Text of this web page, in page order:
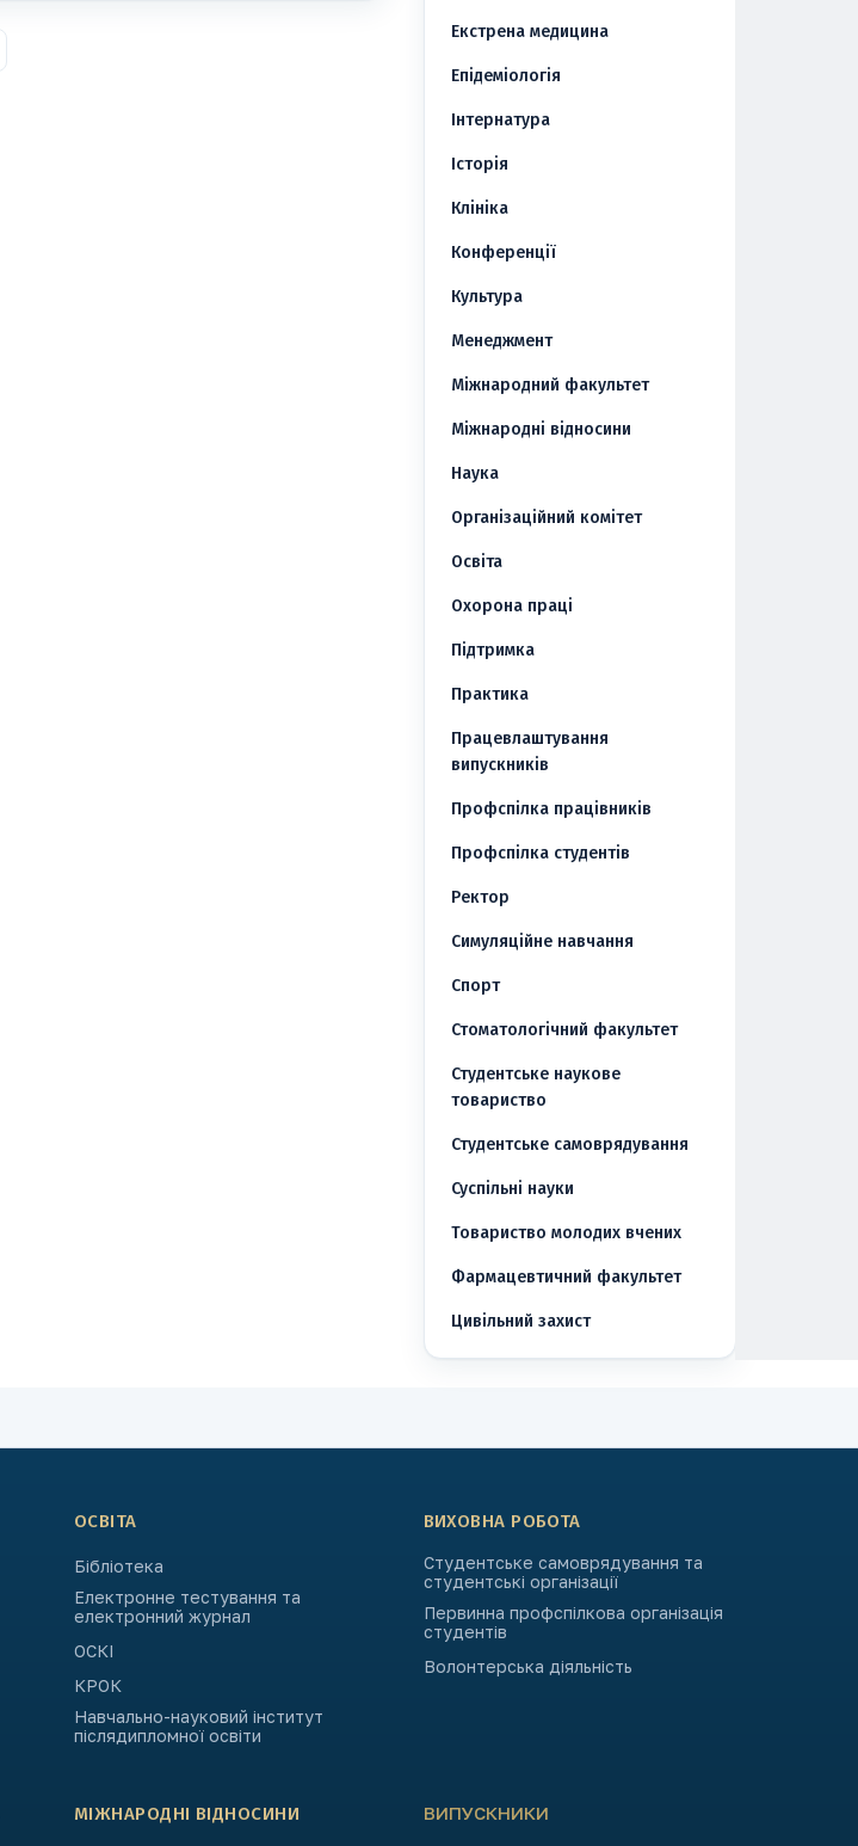
Екстрена медицина
Епідеміологія
Інтернатура
Історія
Клініка
Конференції
Культура
Менеджмент
Міжнародний факультет
Міжнародні відносини
Наука
Організаційний комітет
Освіта
Охорона праці
Підтримка
Практика
Працевлаштування
випускників
Профспілка працівників
Профспілка студентів
Ректор
Симуляційне навчання
Спорт
Стоматологічний факультет
Студентське наукове
товариство
Студентське самоврядування
Суспільні науки
Товариство молодих вчених
Фармацевтичний факультет
Цивільний захист
ОСВІТА
Бібліотека
Електронне тестування та
електронний журнал
ОСКІ
КРОК
Навчально-науковий інститут
післядипломної освіти
ВИХОВНА РОБОТА
Студентське самоврядування та
студентські організації
Первинна профспілкова організація
студентів
Волонтерська діяльність
МІЖНАРОДНІ ВІДНОСИНИ
ВИПУСКНИКИ